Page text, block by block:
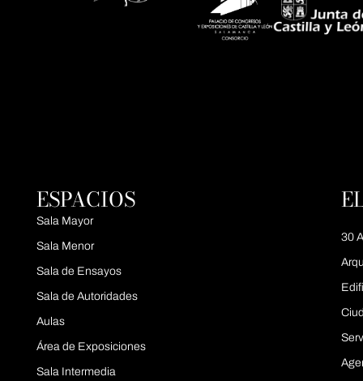
ESPACIOS
Sala Mayor
Sala Menor
Sala de Ensayos
Sala de Autoridades
Aulas
Área de Exposiciones
Sala Intermedia
30